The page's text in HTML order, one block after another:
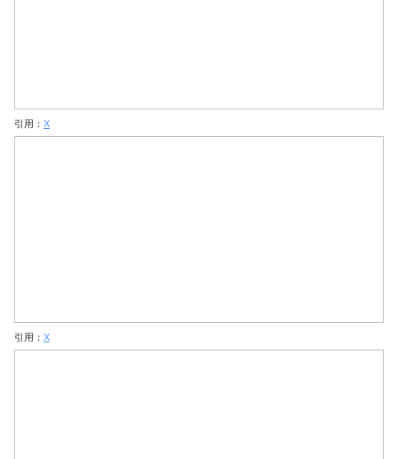
引用： X
引用： X